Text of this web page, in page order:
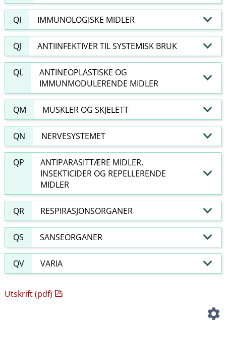
QI IMMUNOLOGISKE MIDLER
QJ ANTIINFEKTIVER TIL SYSTEMISK BRUK
QL
ANTINEOPLASTISKE OG
IMMUNMODULERENDE MIDLER
QM MUSKLER OG SKJELETT
QN NERVESYSTEMET
QP
ANTIPARASITTÆRE MIDLER,
INSEKTICIDER OG REPELLERENDE
MIDLER
QR RESPIRASJONSORGANER
QS SANSEORGANER
QV VARIA
Utskrift (pdf)